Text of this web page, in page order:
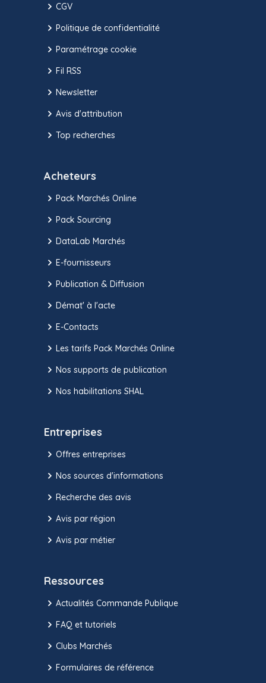
CGV
Politique de confidentialité
Paramétrage cookie
Fil RSS
Newsletter
Avis d'attribution
Top recherches
Acheteurs
Pack Marchés Online
Pack Sourcing
DataLab Marchés
E-fournisseurs
Publication & Diffusion
Démat' à l'acte
E-Contacts
Les tarifs Pack Marchés Online
Nos supports de publication
Nos habilitations SHAL
Entreprises
Offres entreprises
Nos sources d'informations
Recherche des avis
Avis par région
Avis par métier
Ressources
Actualités Commande Publique
FAQ et tutoriels
Clubs Marchés
Formulaires de référence